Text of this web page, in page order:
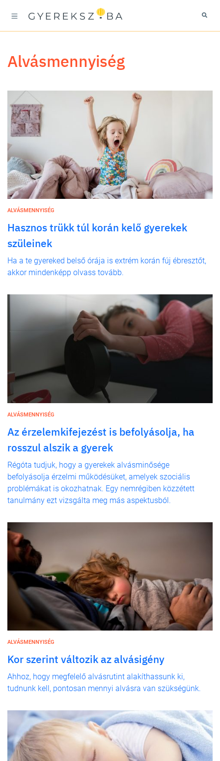
alvásmennyiség
ALVÁSMENNYISÉG
Hasznos trükk túl korán kelő gyerekek
szüleinek
Ha a te gyereked belső órája is extrém korán fúj ébresztőt,
akkor mindenképp olvass tovább.
ALVÁSMENNYISÉG
Az érzelemkifejezést is befolyásolja, ha
rosszul alszik a gyerek
Régóta tudjuk, hogy a gyerekek alvásminősége
befolyásolja érzelmi működésüket, amelyek szociális
problémákat is okozhatnak. Egy nemrégiben közzétett
tanulmány ezt vizsgálta meg más aspektusból.
ALVÁSMENNYISÉG
Kor szerint változik az alvásigény
Ahhoz, hogy megfelelő alvásrutint alakíthassunk ki,
tudnunk kell, pontosan mennyi alvásra van szükségünk.